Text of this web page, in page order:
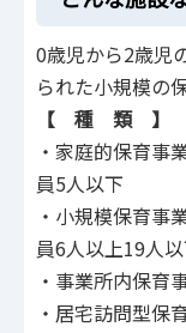
0歳児から2歳児
られた小規模の
【 種 類 】
・家庭的保育
員5人以下
・小規模保育事
員6人以上19人
・事業所内保育
・居宅訪問型保